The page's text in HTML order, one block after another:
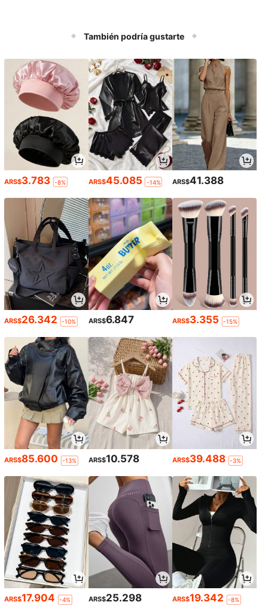
También podría gustarte
ARS$3.783 -8% ARS$45.085 -14% ARS$41.388
ARS$26.342 -10% ARS$6.847 ARS$3.355 -15%
ARS$85.600 -13% ARS$10.578 ARS$39.488 -3%
ARS$17.904 -4% ARS$25.298 ARS$19.342 -8%